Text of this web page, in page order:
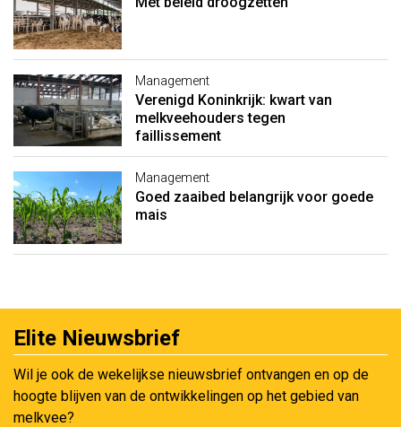
Management
Verenigd Koninkrijk: kwart van
melkveehouders tegen
faillissement
Management
Goed zaaibed belangrijk voor goede
mais
Elite Nieuwsbrief
Wil je ook de wekelijkse nieuwsbrief ontvangen en op de
hoogte blijven van de ontwikkelingen op het gebied van
melkvee?